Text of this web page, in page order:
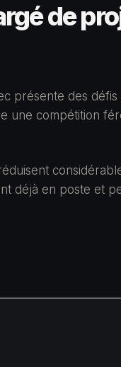
de
présente des défis
une compétition
déjà en poste et